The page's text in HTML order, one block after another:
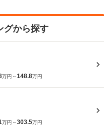
グから探す
万円～148.8万円
万円～303.5万円